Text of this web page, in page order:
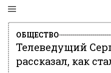
ОБЩЕСТВО
Телеведущий
рассказал, как